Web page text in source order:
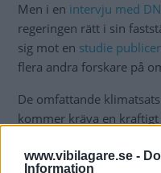
www.vibilagare.se -
Information
Men i en intervju med DN
regeringen rätt i sin
sig mot en studie
flera andra forskare på
De omfattande
kommer kräva en
åkermark för odlingar